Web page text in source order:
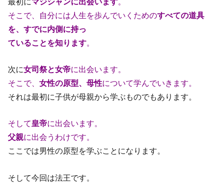
そこで、自分には人生を歩んでいくためのすべての道具
を、すでに内側に持っ
ていることを知ります。
次に女司祭と女帝に出会います。
そこで、女性の原型、母性について学んでいきます。
それは最初に子供が母親から学ぶものでもあります。
そして皇帝に出会います。
父親に出会うわけです。
ここでは男性の原型を学ぶことになります。
そして今回は法王です。